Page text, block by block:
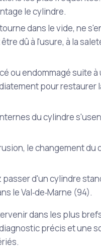
le cylindre.
dans le vide, ne
dû à l'usure, à la
ou endommagé suite
pour restaurer
du cylindre
le changement du
passer d'un cylindre
le Val‑de‑Marne (94).
dans les plus
précis et une